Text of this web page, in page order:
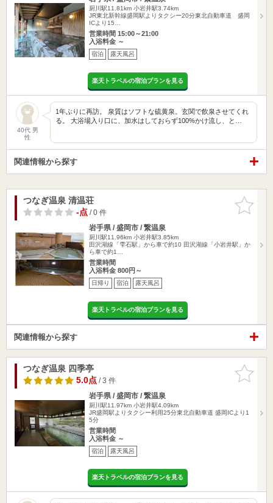
厨川駅11.81km 小岩井駅3.74km
JR東北新幹線盛岡駅よりタクシー20分東北自動車道 盛岡
ICより15…
営業時間 15:00～21:00
入浴料金 ～
宿泊 露天風呂
楽天トラベルの宿泊プランを見る
40代 男
性
1年ぶりに再訪。 泉質はソフトな硫黄泉。玄関で飲泉させてくれ
る。 大浴場入り口に、加水はしておらず100%かけ流し、と…
関連情報から探す
お気に入
りに追加
つなぎ温泉 清温荘
-点/ 0 件
岩手県 / 盛岡市 / 繋温泉
厨川駅11.96km 小岩井駅3.85km
田沢湖線「雫石駅」から車で約10 田沢湖線「小岩井駅」か
ら車で約1…
営業時間
入浴料金 800円～
日帰り 宿泊 露天風呂
楽天トラベルの宿泊プランを見る
関連情報から探す
お気に入
りに追加
つなぎ温泉 四季亭
5.0点/ 3 件
岩手県 / 盛岡市 / 繋温泉
厨川駅11.97km 小岩井駅4.09km
JR盛岡駅よりタクシー利用25分東北自動車道 盛岡ICより1
5分
営業時間
入浴料金 ～
宿泊 露天風呂
楽天トラベルの宿泊プランを見る